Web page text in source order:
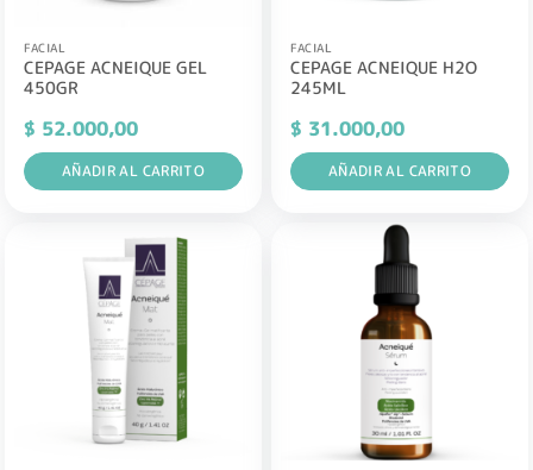
FACIAL
CEPAGE ACNEIQUE GEL
450GR
$ 52.000,00
AÑADIR AL CARRITO
FACIAL
CEPAGE ACNEIQUE H2O
245ML
$ 31.000,00
AÑADIR AL CARRITO